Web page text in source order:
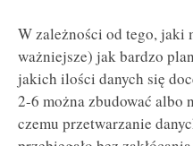
W zależności od tego, jaki
ważniejsze) jak bardzo
jakich ilości danych się
2-6 można zbudować albo
czemu przetwarzanie